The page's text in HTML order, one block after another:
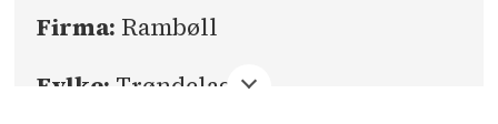
Firma: Rambøll
Fylke: Trøndelag